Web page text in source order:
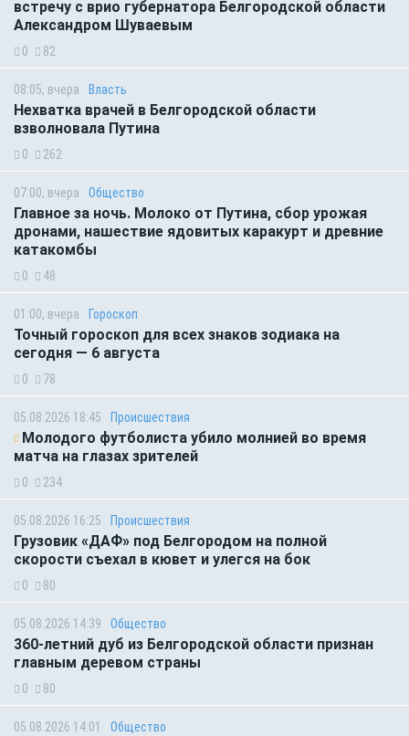
встречу с врио губернатора Белгородской области
Александром Шуваевым
0 82
08:05, вчера Власть
Нехватка врачей в Белгородской области
взволновала Путина
0 262
07:00, вчера Общество
Главное за ночь. Молоко от Путина, сбор урожая
дронами, нашествие ядовитых каракурт и древние
катакомбы
0 48
01:00, вчера Гороскоп
Точный гороскоп для всех знаков зодиака на
сегодня — 6 августа
0 78
05.08.2026 18:45 Происшествия
Молодого футболиста убило молнией во время
матча на глазах зрителей
0 234
05.08.2026 16:25 Происшествия
Грузовик «ДАФ» под Белгородом на полной
скорости съехал в кювет и улегся на бок
0 80
05.08.2026 14:39 Общество
360-летний дуб из Белгородской области признан
главным деревом страны
0 80
05.08.2026 14:01 Общество